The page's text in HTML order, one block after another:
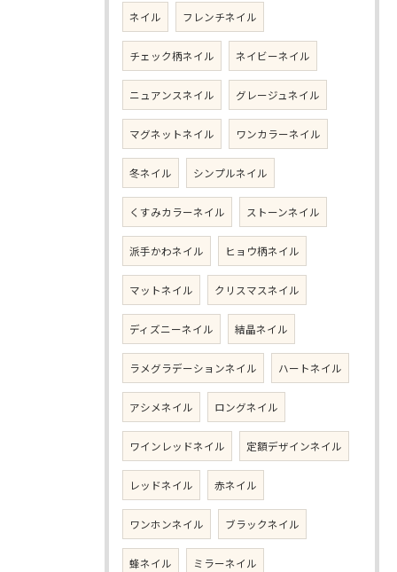
ネイル フレンチネイル
チェック柄ネイル ネイビーネイル
ニュアンスネイル グレージュネイル
マグネットネイル ワンカラーネイル
冬ネイル シンプルネイル
くすみカラーネイル ストーンネイル
派手かわネイル ヒョウ柄ネイル
マットネイル クリスマスネイル
ディズニーネイル 結晶ネイル
ラメグラデーションネイル ハートネイル
アシメネイル ロングネイル
ワインレッドネイル 定額デザインネイル
レッドネイル 赤ネイル
ワンホンネイル ブラックネイル
蜂ネイル ミラーネイル